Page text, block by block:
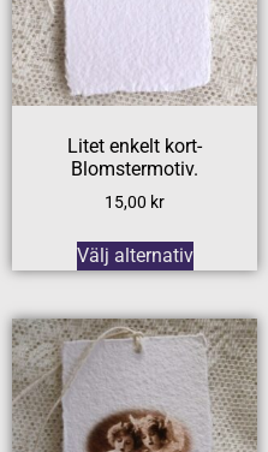
Litet enkelt kort-
Blomstermotiv.
15,00 kr
Välj alternativ